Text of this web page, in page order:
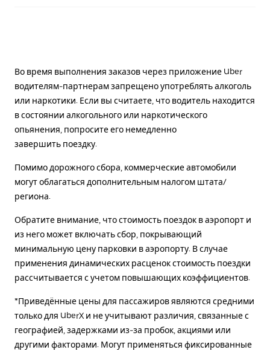
Во время выполнения заказов через приложение Uber
водителям-партнерам запрещено употреблять алкоголь
или наркотики. Если вы считаете, что водитель находится
в состоянии алкогольного или наркотического
опьянения, попросите его немедленно
завершить поездку.
Помимо дорожного сбора, коммерческие автомобили
могут облагаться дополнительным налогом штата/
региона.
Обратите внимание, что стоимость поездок в аэропорт и
из него может включать сбор, покрывающий
минимальную цену парковки в аэропорту. В случае
применения динамических расценок стоимость поездки
рассчитывается с учетом повышающих коэффициентов.
*Приведённые цены для пассажиров являются средними
только для UberX и не учитывают различия, связанные с
географией, задержками из-за пробок, акциями или
другими факторами. Могут применяться фиксированные